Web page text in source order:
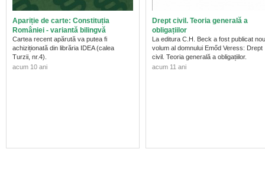
Apariție de carte: Constituția
României - variantă bilingvă
Cartea recent apărută va putea fi
achiziționată din librăria IDEA (calea
Turzii, nr.4).
acum 10 ani
Drept civil. Teoria generală a
obligațiilor
La editura C.H. Beck a fost publicat
volum al domnului Emőd Veress: Drept
civil. Teoria generală a obligațiilor.
acum 11 ani